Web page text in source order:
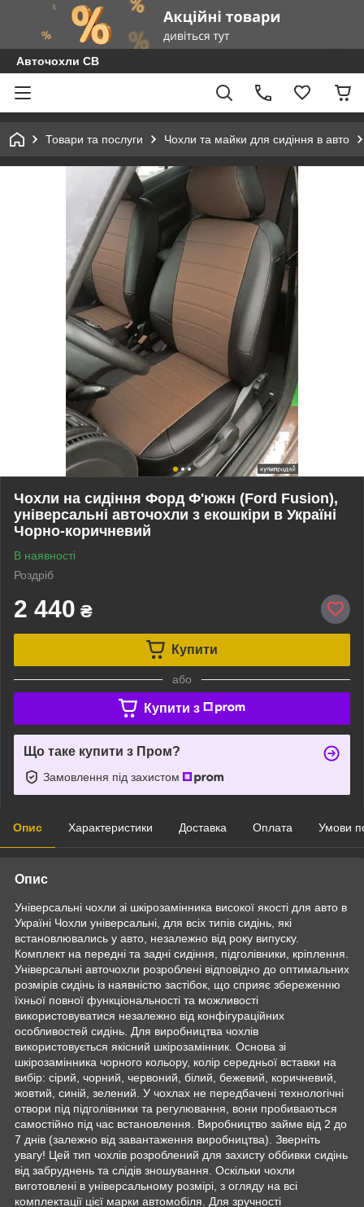
Авточохли СВ
Товари та послуги Чохли та майки для сидіння в авто
Чохли на сидіння Форд Ф'южн (Ford Fusion),
універсальні авточохли з екошкіри в Україні
Чорно-коричневий
В наявності
Роздріб
2 440 ₴
Купити
або
Купити з
Що таке купити з Пром?
Замовлення під захистом
Опис Характеристики Доставка Оплата Умови
Опис
Універсальні чохли зі шкірозамінника високої якості для авто в
Україні Чохли універсальні, для всіх типів сидінь, які
встановлювались у авто, незалежно від року випуску.
Комплект на передні та задні сидіння, підголівники, кріплення.
Універсальні авточохли розроблені відповідно до оптимальних
розмірів сидінь із наявністю застібок, що сприяє збереженню
їхньої повної функціональності та можливості
використовуватися незалежно від конфігураційних
особливостей сидінь. Для виробництва чохлів
використовується якісний шкірозамінник. Основа зі
шкірозамінника чорного кольору, колір середньої вставки на
вибір: сірий, чорний, червоний, білий, бежевий, коричневий,
жовтий, синій, зелений. У чохлах не передбачені технологічні
отвори під підголівники та регулювання, вони пробиваються
самостійно під час встановлення. Виробництво займе від 2 до
7 днів (залежно від завантаження виробництва). Зверніть
увагу! Цей тип чохлів розроблений для захисту оббивки сидінь
від забруднень та слідів зношування. Оскільки чохли
виготовлені в універсальному розмірі, з огляду на всі
комплектації цієї марки автомобіля. Для зручності